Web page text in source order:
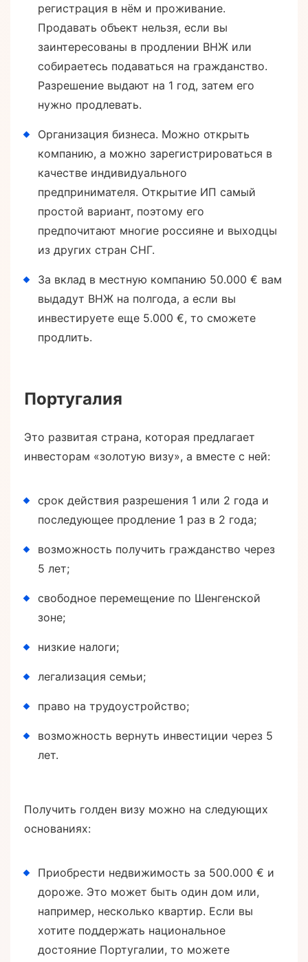
регистрация в нём и проживание.
Продавать объект нельзя, если вы
заинтересованы в продлении ВНЖ или
собираетесь подаваться на гражданство.
Разрешение выдают на 1 год, затем его
нужно продлевать.
Организация бизнеса. Можно открыть
компанию, а можно зарегистрироваться в
качестве индивидуального
предпринимателя. Открытие ИП самый
простой вариант, поэтому его
предпочитают многие россияне и выходцы
из других стран СНГ.
За вклад в местную компанию 50.000 € вам
выдадут ВНЖ на полгода, а если вы
инвестируете еще 5.000 €, то сможете
продлить.
Португалия
Это развитая страна, которая предлагает
инвесторам «золотую визу», а вместе с ней:
срок действия разрешения 1 или 2 года и
последующее продление 1 раз в 2 года;
возможность получить гражданство через
5 лет;
свободное перемещение по Шенгенской
зоне;
низкие налоги;
легализация семьи;
право на трудоустройство;
возможность вернуть инвестиции через 5
лет.
Получить голден визу можно на следующих
основаниях:
Приобрести недвижимость за 500.000 € и
дороже. Это может быть один дом или,
например, несколько квартир. Если вы
хотите поддержать национальное
достояние Португалии, то можете